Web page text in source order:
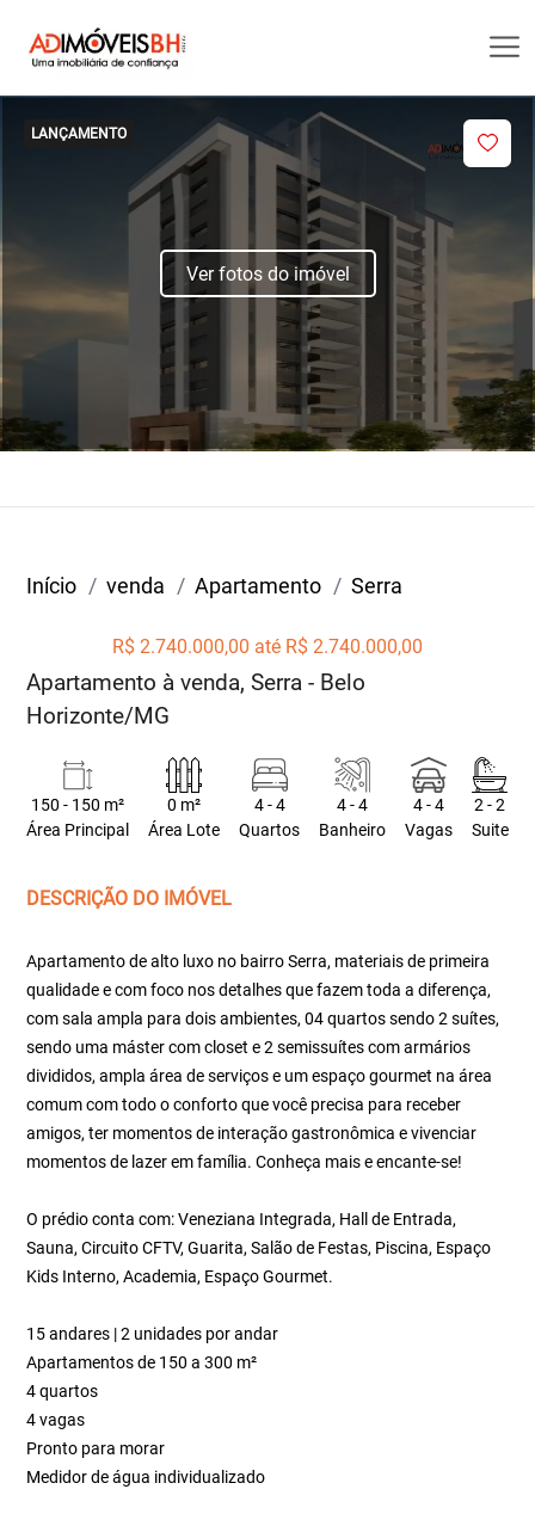
LANÇAMENTO
Ver fotos do imóvel
Início venda Apartamento Serra
R$ 2.740.000,00 até R$ 2.740.000,00
Apartamento à venda, Serra - Belo
Horizonte/MG
150 - 150 m²
Área Principal
0 m²
Área Lote
4 - 4
Quartos
4 - 4
Banheiro
4 - 4
Vagas
2 - 2
Suite
DESCRIÇÃO DO IMÓVEL
Apartamento de alto luxo no bairro Serra, materiais de primeira
qualidade e com foco nos detalhes que fazem toda a diferença,
com sala ampla para dois ambientes, 04 quartos sendo 2 suítes,
sendo uma máster com closet e 2 semissuítes com armários
divididos, ampla área de serviços e um espaço gourmet na área
comum com todo o conforto que você precisa para receber
amigos, ter momentos de interação gastronômica e vivenciar
momentos de lazer em família. Conheça mais e encante-se!
O prédio conta com: Veneziana Integrada, Hall de Entrada,
Sauna, Circuito CFTV, Guarita, Salão de Festas, Piscina, Espaço
Kids Interno, Academia, Espaço Gourmet.
15 andares | 2 unidades por andar
Apartamentos de 150 a 300 m²
4 quartos
4 vagas
Pronto para morar
Medidor de água individualizado